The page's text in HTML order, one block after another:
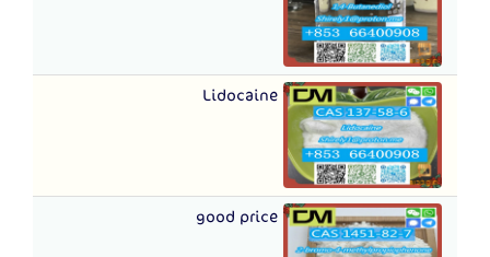
Lidocaine
good price